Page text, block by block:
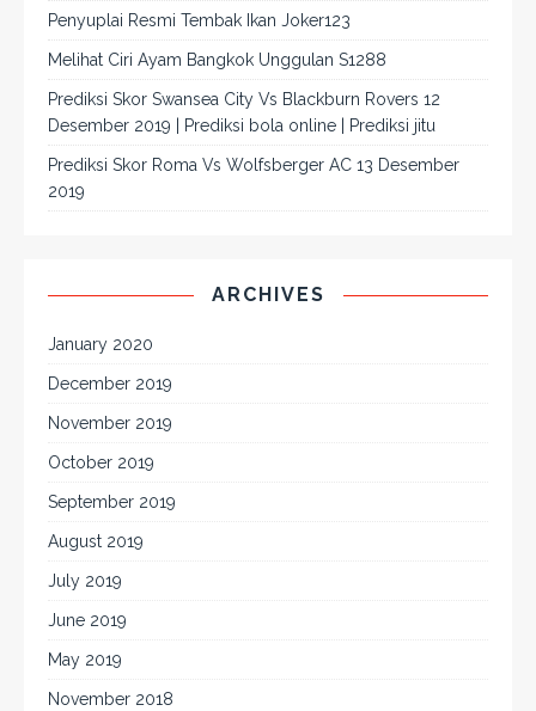
Penyuplai Resmi Tembak Ikan Joker123
Melihat Ciri Ayam Bangkok Unggulan S1288
Prediksi Skor Swansea City Vs Blackburn Rovers 12
Desember 2019 | Prediksi bola online | Prediksi jitu
Prediksi Skor Roma Vs Wolfsberger AC 13 Desember
2019
ARCHIVES
January 2020
December 2019
November 2019
October 2019
September 2019
August 2019
July 2019
June 2019
May 2019
November 2018